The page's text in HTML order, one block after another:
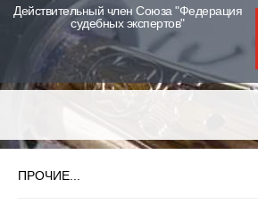
Действительный член Союза "Федерация
судебных экспертов"
ПРОЧИЕ...